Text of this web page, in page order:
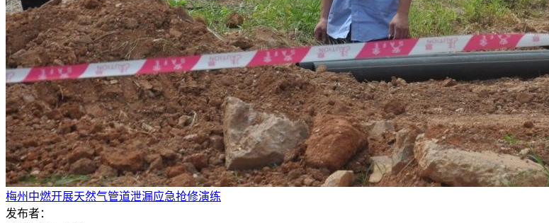
梅州中燃开展天然气管道泄漏应急抢修演练
发布者：